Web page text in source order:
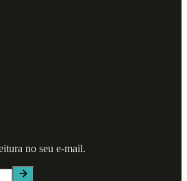
no seu e-mail.